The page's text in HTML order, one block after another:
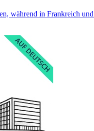
während in Frankreich